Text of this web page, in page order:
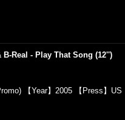
Real - Play That Song (12'')
【Year】2005 【Press】